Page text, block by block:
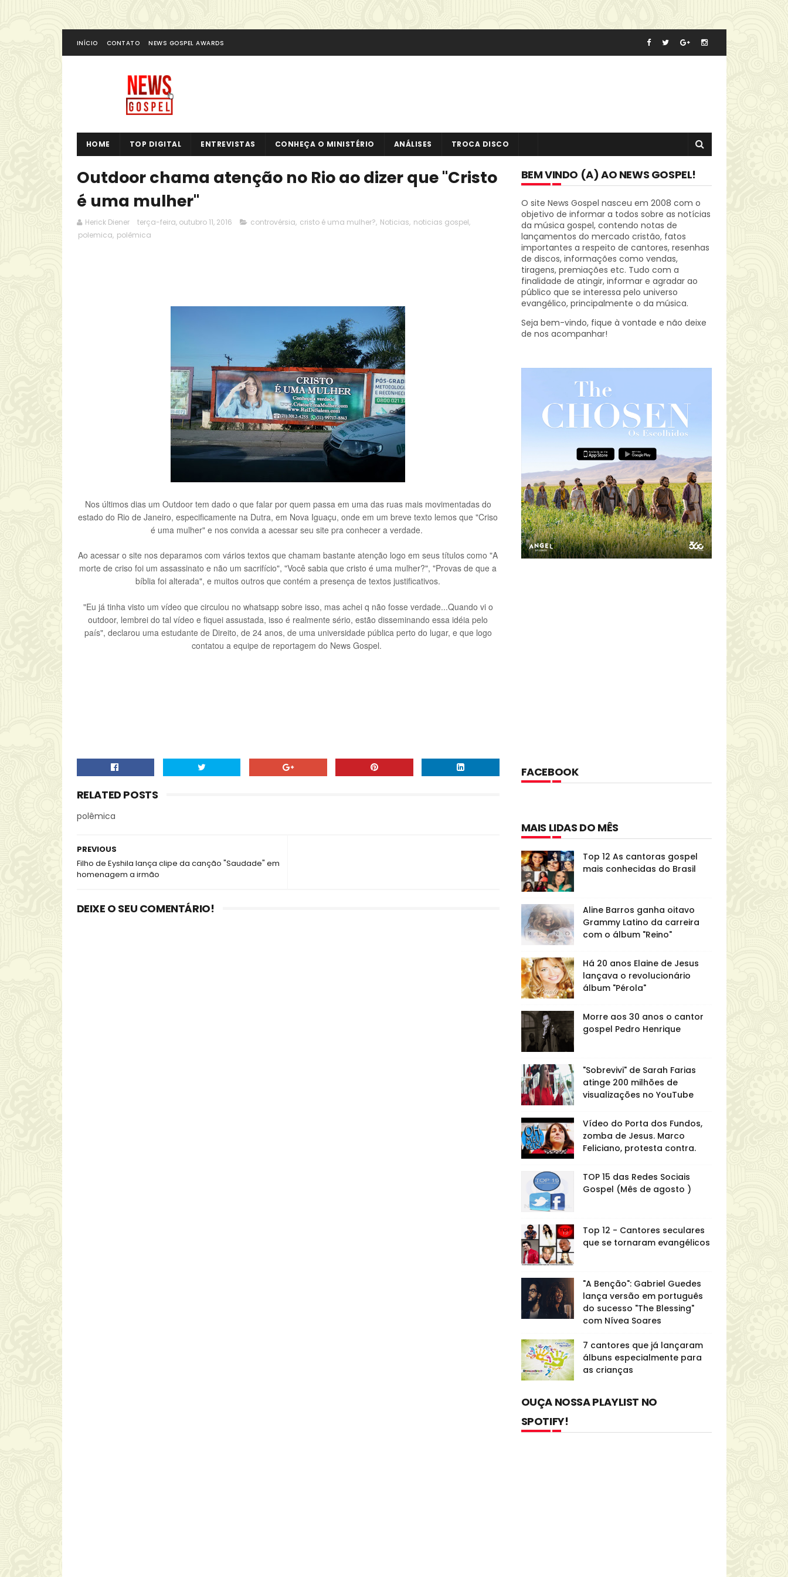
INÍCIO CONTATO NEWS GOSPEL AWARDS
HOME TOP DIGITAL ENTREVISTAS CONHEÇA O MINISTÉRIO ANÁLISES TROCA DISCO
Outdoor chama atenção no Rio ao dizer que "Cristo
é uma mulher"
Herick Diener terça-feira, outubro 11, 2016 controvérsia, cristo é uma mulher?, Noticias, noticias gospel,
polemica, polêmica
Nos últimos dias um Outdoor tem dado o que falar por quem passa em uma das ruas mais movimentadas do
estado do Rio de Janeiro, especificamente na Dutra, em Nova Iguaçu, onde em um breve texto lemos que "Criso
é uma mulher" e nos convida a acessar seu site pra conhecer a verdade.
Ao acessar o site nos deparamos com vários textos que chamam bastante atenção logo em seus títulos como "A
morte de criso foi um assassinato e não um sacrifício", "Você sabia que cristo é uma mulher?", "Provas de que a
bíblia foi alterada", e muitos outros que contém a presença de textos justificativos.
"Eu já tinha visto um vídeo que circulou no whatsapp sobre isso, mas achei q não fosse verdade...Quando vi o
outdoor, lembrei do tal vídeo e fiquei assustada, isso é realmente sério, estão disseminando essa idéia pelo
país", declarou uma estudante de Direito, de 24 anos, de uma universidade pública perto do lugar, e que logo
contatou a equipe de reportagem do News Gospel.
RELATED POSTS
polêmica
PREVIOUS
Filho de Eyshila lança clipe da canção "Saudade" em
homenagem a irmão
DEIXE O SEU COMENTÁRIO!
BEM VINDO (A) AO NEWS GOSPEL!
O site News Gospel nasceu em 2008 com o
objetivo de informar a todos sobre as notícias
da música gospel, contendo notas de
lançamentos do mercado cristão, fatos
importantes a respeito de cantores, resenhas
de discos, informações como vendas,
tiragens, premiações etc. Tudo com a
finalidade de atingir, informar e agradar ao
público que se interessa pelo universo
evangélico, principalmente o da música.
Seja bem-vindo, fique à vontade e não deixe
de nos acompanhar!
FACEBOOK
MAIS LIDAS DO MÊS
Top 12 As cantoras gospel
mais conhecidas do Brasil
Aline Barros ganha oitavo
Grammy Latino da carreira
com o álbum "Reino"
Há 20 anos Elaine de Jesus
lançava o revolucionário
álbum "Pérola"
Morre aos 30 anos o cantor
gospel Pedro Henrique
"Sobrevivi" de Sarah Farias
atinge 200 milhões de
visualizações no YouTube
Vídeo do Porta dos Fundos,
zomba de Jesus. Marco
Feliciano, protesta contra.
TOP 15 das Redes Sociais
Gospel (Mês de agosto )
Top 12 - Cantores seculares
que se tornaram evangélicos
"A Benção": Gabriel Guedes
lança versão em português
do sucesso "The Blessing"
com Nívea Soares
7 cantores que já lançaram
álbuns especialmente para
as crianças
OUÇA NOSSA PLAYLIST NO
SPOTIFY!